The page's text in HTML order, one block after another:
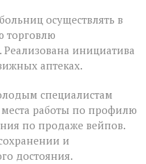
осуществлять в
торговлю
инициатива
аптеках.
специалистам
места работы по профилю
по продаже вейпов.
и
достояния.